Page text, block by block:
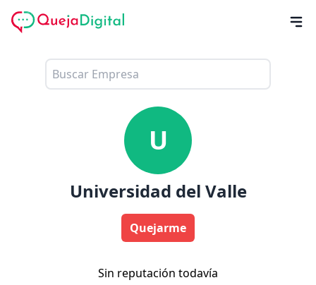
U
Universidad del Valle
Quejarme
Sin reputación todavía